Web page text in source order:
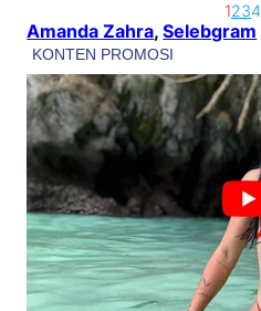
1234
Amanda Zahra, Selebgram